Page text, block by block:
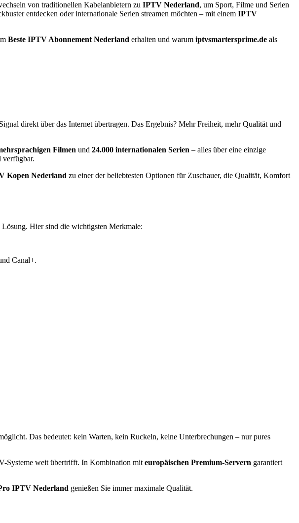
von traditionellen Kabelanbietern zu IPTV Nederland, um Sport, Filme und Serien
entdecken oder internationale Serien streamen möchten – mit einem IPTV
Beste IPTV Abonnement Nederland erhalten und warum iptvsmartersprime.de als
direkt über das Internet übertragen. Das Ergebnis? Mehr Freiheit, mehr Qualität und
Filmen und 24.000 internationalen Serien – alles über eine einzige
verfügbar.
Kopen Nederland zu einer der beliebtesten Optionen für Zuschauer, die Qualität, Komfort
Hier sind die wichtigsten Merkmale:
Canal+.
Das bedeutet: kein Warten, kein Ruckeln, keine Unterbrechungen – nur pures
Systeme weit übertrifft. In Kombination mit europäischen Premium-Servern garantiert
IPTV Nederland genießen Sie immer maximale Qualität.